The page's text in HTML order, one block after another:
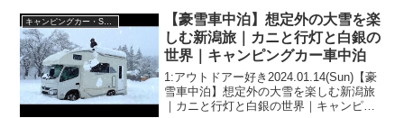
【豪雪車中泊】想定外の大雪を楽
しむ新潟旅｜カニと行灯と白銀の
世界｜キャンピングカー車中泊
1:アウトドアー好き2024.01.14(Sun)【豪
雪車中泊】想定外の大雪を楽しむ新潟旅
｜カニと行灯と白銀の世界｜キャンピン